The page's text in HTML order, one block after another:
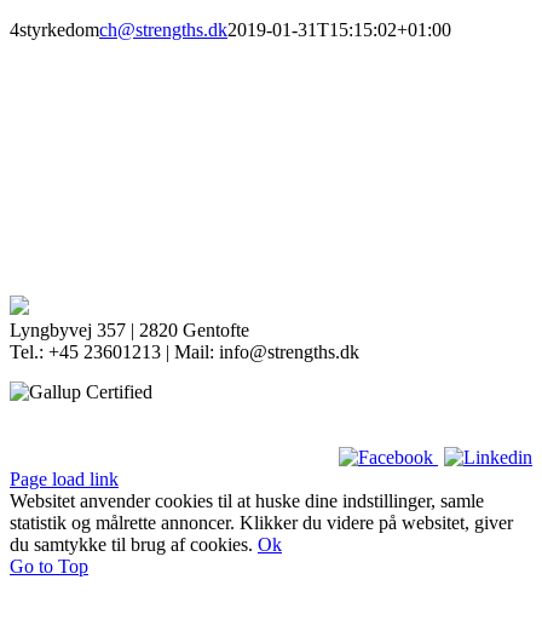
4styrkedomch@strengths.dk2019-01-31T15:15:02+01:00
Lyngbyvej 357 | 2820 Gentofte
Tel.: +45 23601213 | Mail: info@strengths.dk
Page load link
Websitet anvender cookies til at huske dine indstillinger, samle
statistik og målrette annoncer. Klikker du videre på websitet, giver
du samtykke til brug af cookies. Ok
Go to Top